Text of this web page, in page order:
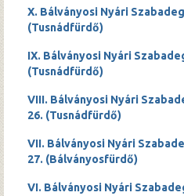
X. Bálványosi Nyári
(Tusnádfürdő)
IX. Bálványosi Nyári
(Tusnádfürdő)
VIII. Bálványosi Nyári
26. (Tusnádfürdő)
VII. Bálványosi Nyári
27. (Bálványosfürdő)
VI. Bálványosi Nyári